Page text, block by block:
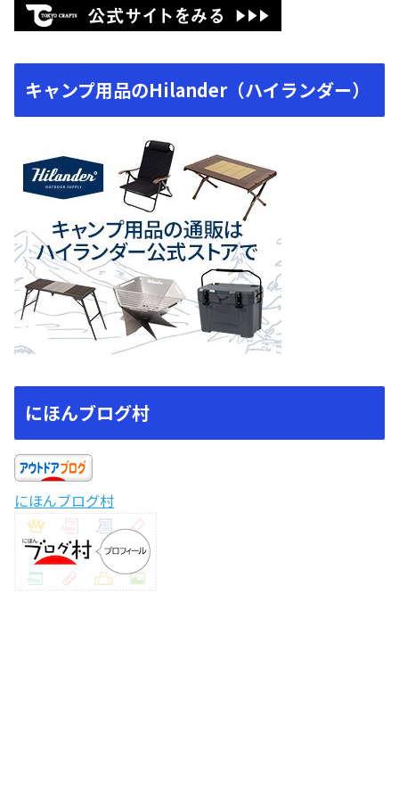
キャンプ用品のHilander（ハイランダー）
にほんブログ村
にほんブログ村